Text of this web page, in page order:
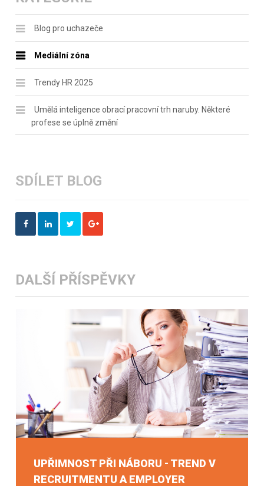
Blog pro uchazeče
Mediální zóna
Trendy HR 2025
Umělá inteligence obrací pracovní trh naruby. Některé
profese se úplně změní
SDÍLET BLOG
DALŠÍ PŘÍSPĚVKY
UPŘIMNOST PŘI NÁBORU - TREND V
RECRUITMENTU A EMPLOYER